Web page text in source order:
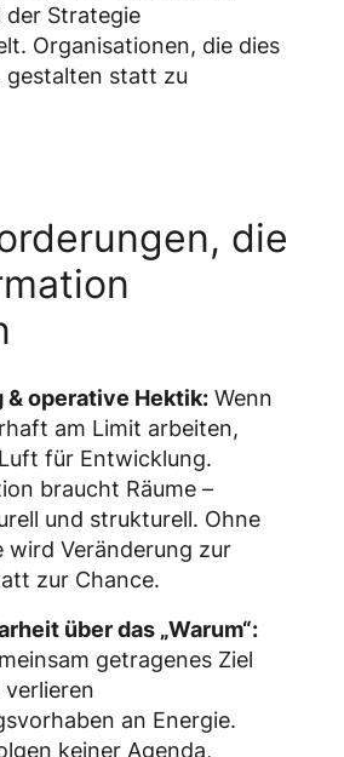
der Strategie
Organisationen, die dies
gestalten statt zu
die
& operative Hektik: Wenn
am Limit arbeiten,
für Entwicklung.
braucht Räume –
und strukturell. Ohne
wird Veränderung zur
zur Chance.
über das „Warum“:
getragenes Ziel
verlieren
an Energie.
keiner Agenda,